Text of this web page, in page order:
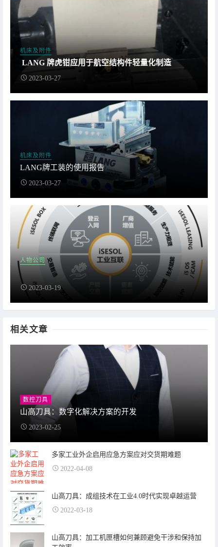
机床及附件
LANG 牌虎钳应用于航空结构件轻量化制造
2023-03-27
机床及附件
LANG牌工装的使用报告
2023-03-27
人物公司
2023-03-19
相关文章
数控刀具
山高刀具：数字化解决方案的开发
2023-02-25
多家工业外企启用应急方案应对交货期难题
2022-04-08
山高刀具：成组技术在工业4.0时代实现卓越运营
2022-03-18
山高刀具：加工机匣槽如何兼顾避免干涉和保持加